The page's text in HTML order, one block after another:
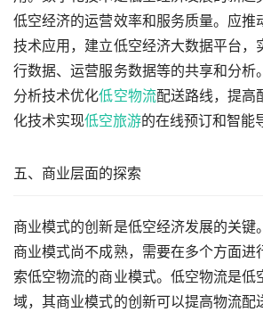
低空经济的运营效率和服务质量。应推
技术应用，建立低空经济大数据平台，
行数据、运营服务数据等的共享和分析
分析技术优化低空物流配送路线，提高
化技术实现低空旅游的在线预订和智能
五、商业层面的探索
商业模式的创新是低空经济发展的关键
商业模式尚不成熟，需要在多个方面进
索低空物流的商业模式。低空物流是低
域，其商业模式的创新可以提高物流配